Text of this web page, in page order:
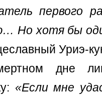
первого
Но хотя бы
Уриэ-
дне
«Если мне